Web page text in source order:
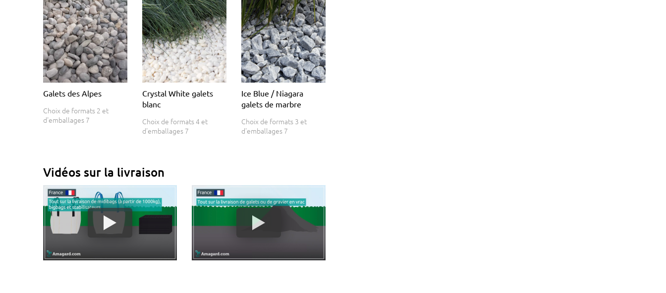
Galets des Alpes
Choix de formats 2 et
d'emballages 7
Crystal White galets
blanc
Choix de formats 4 et
d'emballages 7
Ice Blue / Niagara
galets de marbre
Choix de formats 3 et
d'emballages 7
Vidéos sur la livraison